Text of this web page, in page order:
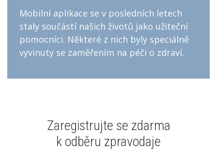
Mobilní aplikace se v posledních letech
staly součástí našich životů jako užiteční
pomocníci. Některé z nich byly speciálně
vyvinuty se zaměřením na péči o zdraví.
Zaregistrujte se zdarma
k odběru zpravodaje